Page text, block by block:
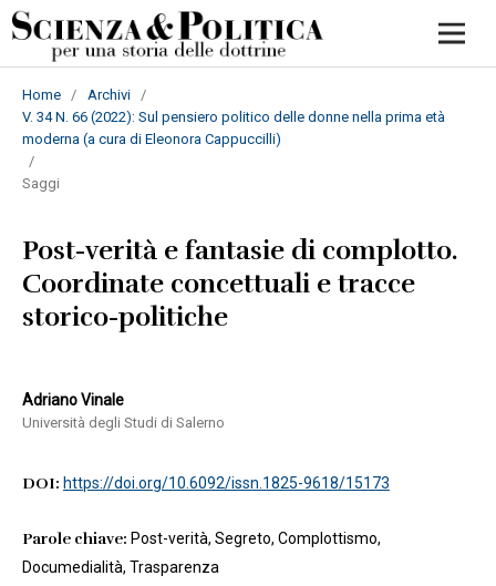
Home / Archivi
/
V. 34 N. 66 (2022): Sul pensiero politico delle donne nella prima età
moderna (a cura di Eleonora Cappuccilli)
/
Saggi
Post-verità e fantasie di complotto.
Coordinate concettuali e tracce
storico-politiche
Adriano Vinale
Università degli Studi di Salerno
DOI: https://doi.org/10.6092/issn.1825-9618/15173
Parole chiave: Post-verità, Segreto, Complottismo,
Documedialità, Trasparenza